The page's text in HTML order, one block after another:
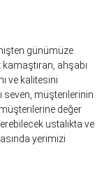
günümüze
ahşabı
ve kalitesini
seven, müşterilerinin
değer
ustalıkta ve
yerimizi